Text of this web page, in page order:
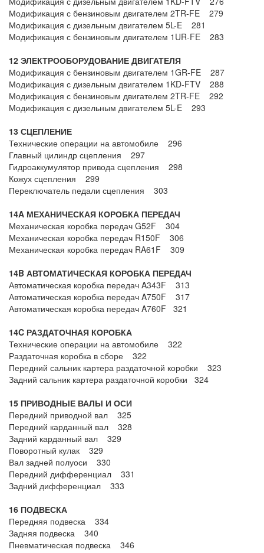
Модификация с бензиновым двигателем 2TR-FE 279
Модификация с дизельным двигателем 5L-E 281
Модификация с бензиновым двигателем 1UR-FE 283
12 ЭЛЕКТРООБОРУДОВАНИЕ ДВИГАТЕЛЯ
Модификация с бензиновым двигателем 1GR-FE 287
Модификация с дизельным двигателем 1KD-FTV 288
Модификация с бензиновым двигателем 2TR-FE 292
Модификация с дизельным двигателем 5L-E 293
13 СЦЕПЛЕНИЕ
Технические операции на автомобиле 296
Главный цилиндр сцепления 297
Гидроаккумулятор привода сцепления 298
Кожух сцепления 299
Переключатель педали сцепления 303
14A МЕХАНИЧЕСКАЯ КОРОБКА ПЕРЕДАЧ
Механическая коробка передач G52F 304
Механическая коробка передач R150F 306
Механическая коробка передач RA61F 309
14B АВТОМАТИЧЕСКАЯ КОРОБКА ПЕРЕДАЧ
Автоматическая коробка передач A343F 313
Автоматическая коробка передач A750F 317
Автоматическая коробка передач A760F 321
14C РАЗДАТОЧНАЯ КОРОБКА
Технические операции на автомобиле 322
Раздаточная коробка в сборе 322
Передний сальник картера раздаточной коробки 323
Задний сальник картера раздаточной коробки 324
15 ПРИВОДНЫЕ ВАЛЫ И ОСИ
Передний приводной вал 325
Передний карданный вал 328
Задний карданный вал 329
Поворотный кулак 329
Вал задней полуоси 330
Передний дифференциал 331
Задний дифференциал 333
16 ПОДВЕСКА
Передняя подвеска 334
Задняя подвеска 340
Пневматическая подвеска 346